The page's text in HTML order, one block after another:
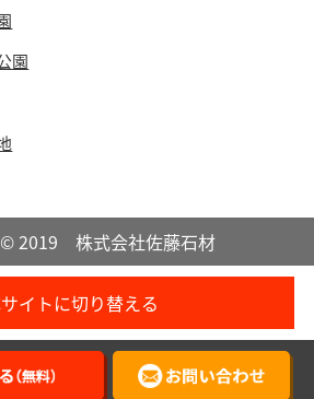
園
2019 株式会社佐藤石材
イトに切り替える